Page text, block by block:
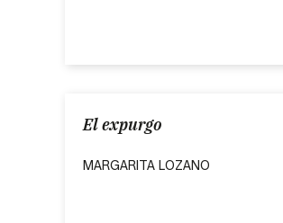
El expurgo
MARGARITA LOZANO